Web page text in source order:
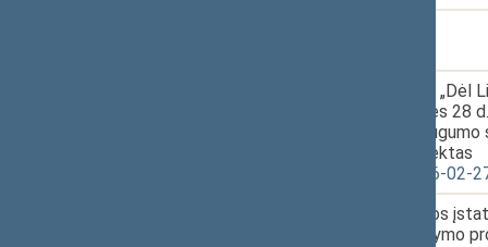
Seimo nutarimo „Dėl
2002 m. gegužės 28
Nacionalinio
pakeitimo“ projektas
XVP-1253 2026-02-
Valstybės skolos
pakeitimo įstatymo